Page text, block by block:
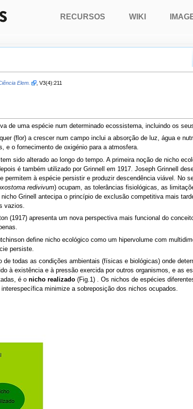
Elem.
, V3(4):211
de uma espécie num determinado ecossistema, incluindo os
(flor) a crescer num campo inclui a absorção de luz, água e
e o fornecimento de oxigénio para a atmosfera.
sido alterado ao longo do tempo. A primeira noção de nicho
é também utilizado por Grinnell em 1917. Joseph Grinnell
à espécie persistir e produzir descendência viável. No
redivivum) ocupam, as tolerâncias fisiológicas, as
Grinell antecipa o princípio de exclusão competitiva mais
vazios.
(1917) apresenta um nova perspectiva mais funcional do
define nicho ecológico como um hipervolume com
persiste.
de todas as condições ambientais (físicas e biológicas) onde
à existência e à pressão exercida por outros organismos, e as
é o nicho realizado (Fig.1) . Os nichos de espécies
minimize a sobreposição dos nichos ocupados.
RECURSOS WIKI